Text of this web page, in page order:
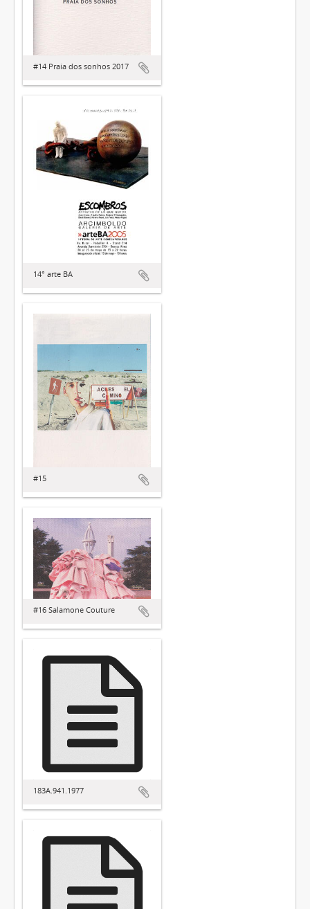
#14 Praia dos sonhos 2017
14° arte BA
#15
#16 Salamone Couture
183A.941.1977